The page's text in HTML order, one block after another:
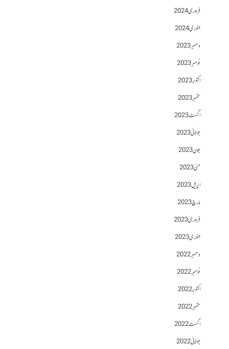
فروری 2024
جنوری 2024
دسمبر 2023
نومبر 2023
اکتوبر 2023
ستمبر 2023
اگست 2023
جولائی 2023
جون 2023
مئی 2023
اپریل 2023
مارچ 2023
فروری 2023
جنوری 2023
دسمبر 2022
نومبر 2022
اکتوبر 2022
ستمبر 2022
اگست 2022
جولائی 2022